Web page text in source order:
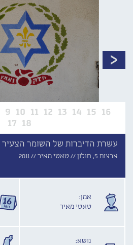
9 10 11 12 13 14 15 16
17 18
עשרת הדיברות של השומר הצעיר |
ארצות 5, חולון //
טאטי מאיר //2011
אמן:
טאטי מאיר
נושא: